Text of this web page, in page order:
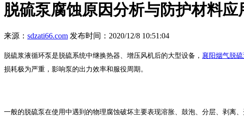
脱硫泵腐蚀原因分析与防护材料应
来源： sdzati66.com 发布时间：2020/12/8 10:51:04
脱硫浆液循环泵是脱硫系统中继换热器、增压风机后的大型设备， 襄阳烟气脱硫
损耗极为严重，影响泵的出力效率和服役周期。
一般的脱硫泵在使用中遇到的物理腐蚀破坏主要表现溶胀、鼓泡、分层、剥